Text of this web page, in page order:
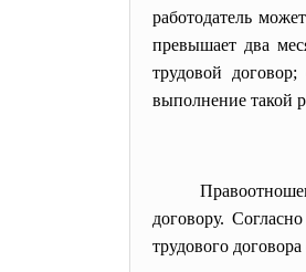
работодатель
превышает два
трудовой
выполнение такой
договору. Согласно
трудового